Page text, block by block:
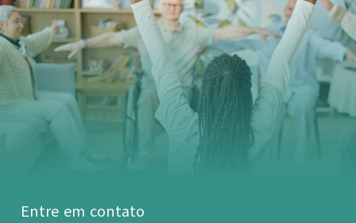
Entre em contato